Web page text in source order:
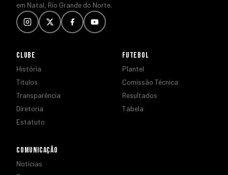
em Natal, Rio Grande do Norte.
CLUBE
História
Títulos
Transparência
Diretoria
Estatuto
FUTEBOL
Plantel
Comissão Técnica
Resultados
Tabela
COMUNICAÇÃO
Notícias